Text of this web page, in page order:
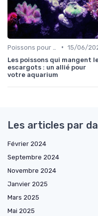
• 15/06/
Les poissons qui mangent
escargots : un allié pour
votre aquarium
Les articles par
Février 2024
Septembre 2024
Novembre 2024
Janvier 2025
Mars 2025
Mai 2025